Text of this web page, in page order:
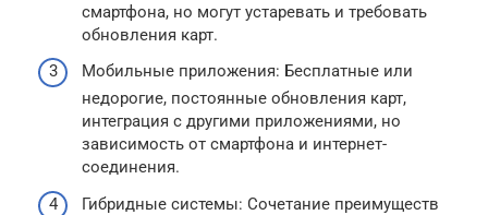
смартфона, но могут устаревать и требовать
обновления карт.
Мобильные приложения: Бесплатные или
недорогие, постоянные обновления карт,
интеграция с другими приложениями, но
зависимость от смартфона и интернет-
соединения.
Гибридные системы: Сочетание преимуществ